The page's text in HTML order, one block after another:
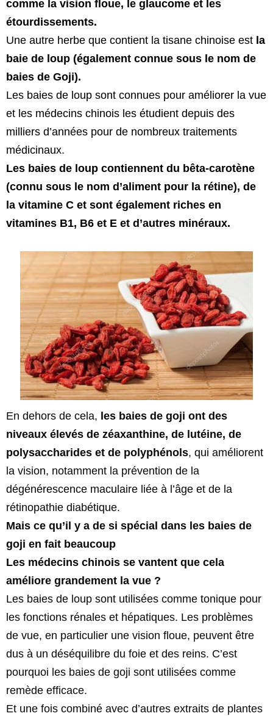
comme la vision floue, le glaucome et les
étourdissements.
Une autre herbe que contient la tisane chinoise est la
baie de loup (également connue sous le nom de
baies de Goji).
Les baies de loup sont connues pour améliorer la vue
et les médecins chinois les étudient depuis des
milliers d’années pour de nombreux traitements
médicinaux.
Les baies de loup contiennent du bêta-carotène
(connu sous le nom d’aliment pour la rétine), de
la vitamine C et sont également riches en
vitamines B1, B6 et E et d’autres minéraux.
En dehors de cela, les baies de goji ont des
niveaux élevés de zéaxanthine, de lutéine, de
polysaccharides et de polyphénols, qui améliorent
la vision, notamment la prévention de la
dégénérescence maculaire liée à l’âge et de la
rétinopathie diabétique.
Mais ce qu’il y a de si spécial dans les baies de
goji en fait beaucoup
Les médecins chinois se vantent que cela
améliore grandement la vue ?
Les baies de loup sont utilisées comme tonique pour
les fonctions rénales et hépatiques. Les problèmes
de vue, en particulier une vision floue, peuvent être
dus à un déséquilibre du foie et des reins. C’est
pourquoi les baies de goji sont utilisées comme
remède efficace.
Et une fois combiné avec d’autres extraits de plantes